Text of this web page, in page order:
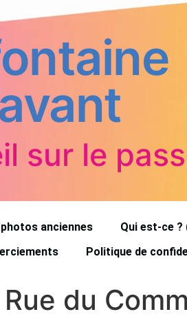
sur le
photos anciennes Qui est-ce ?
Politique de
Rue du